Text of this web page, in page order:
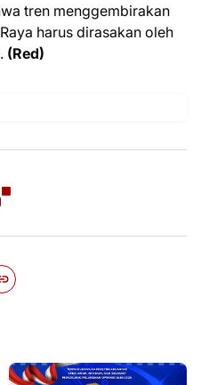
tren menggembirakan
harus dirasakan oleh
(Red)